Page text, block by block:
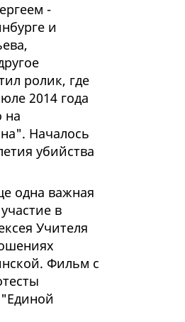
-
и
ролик, где
2014 года
на
Началось
убийства
одна важная
в
Учителя
Фильм с